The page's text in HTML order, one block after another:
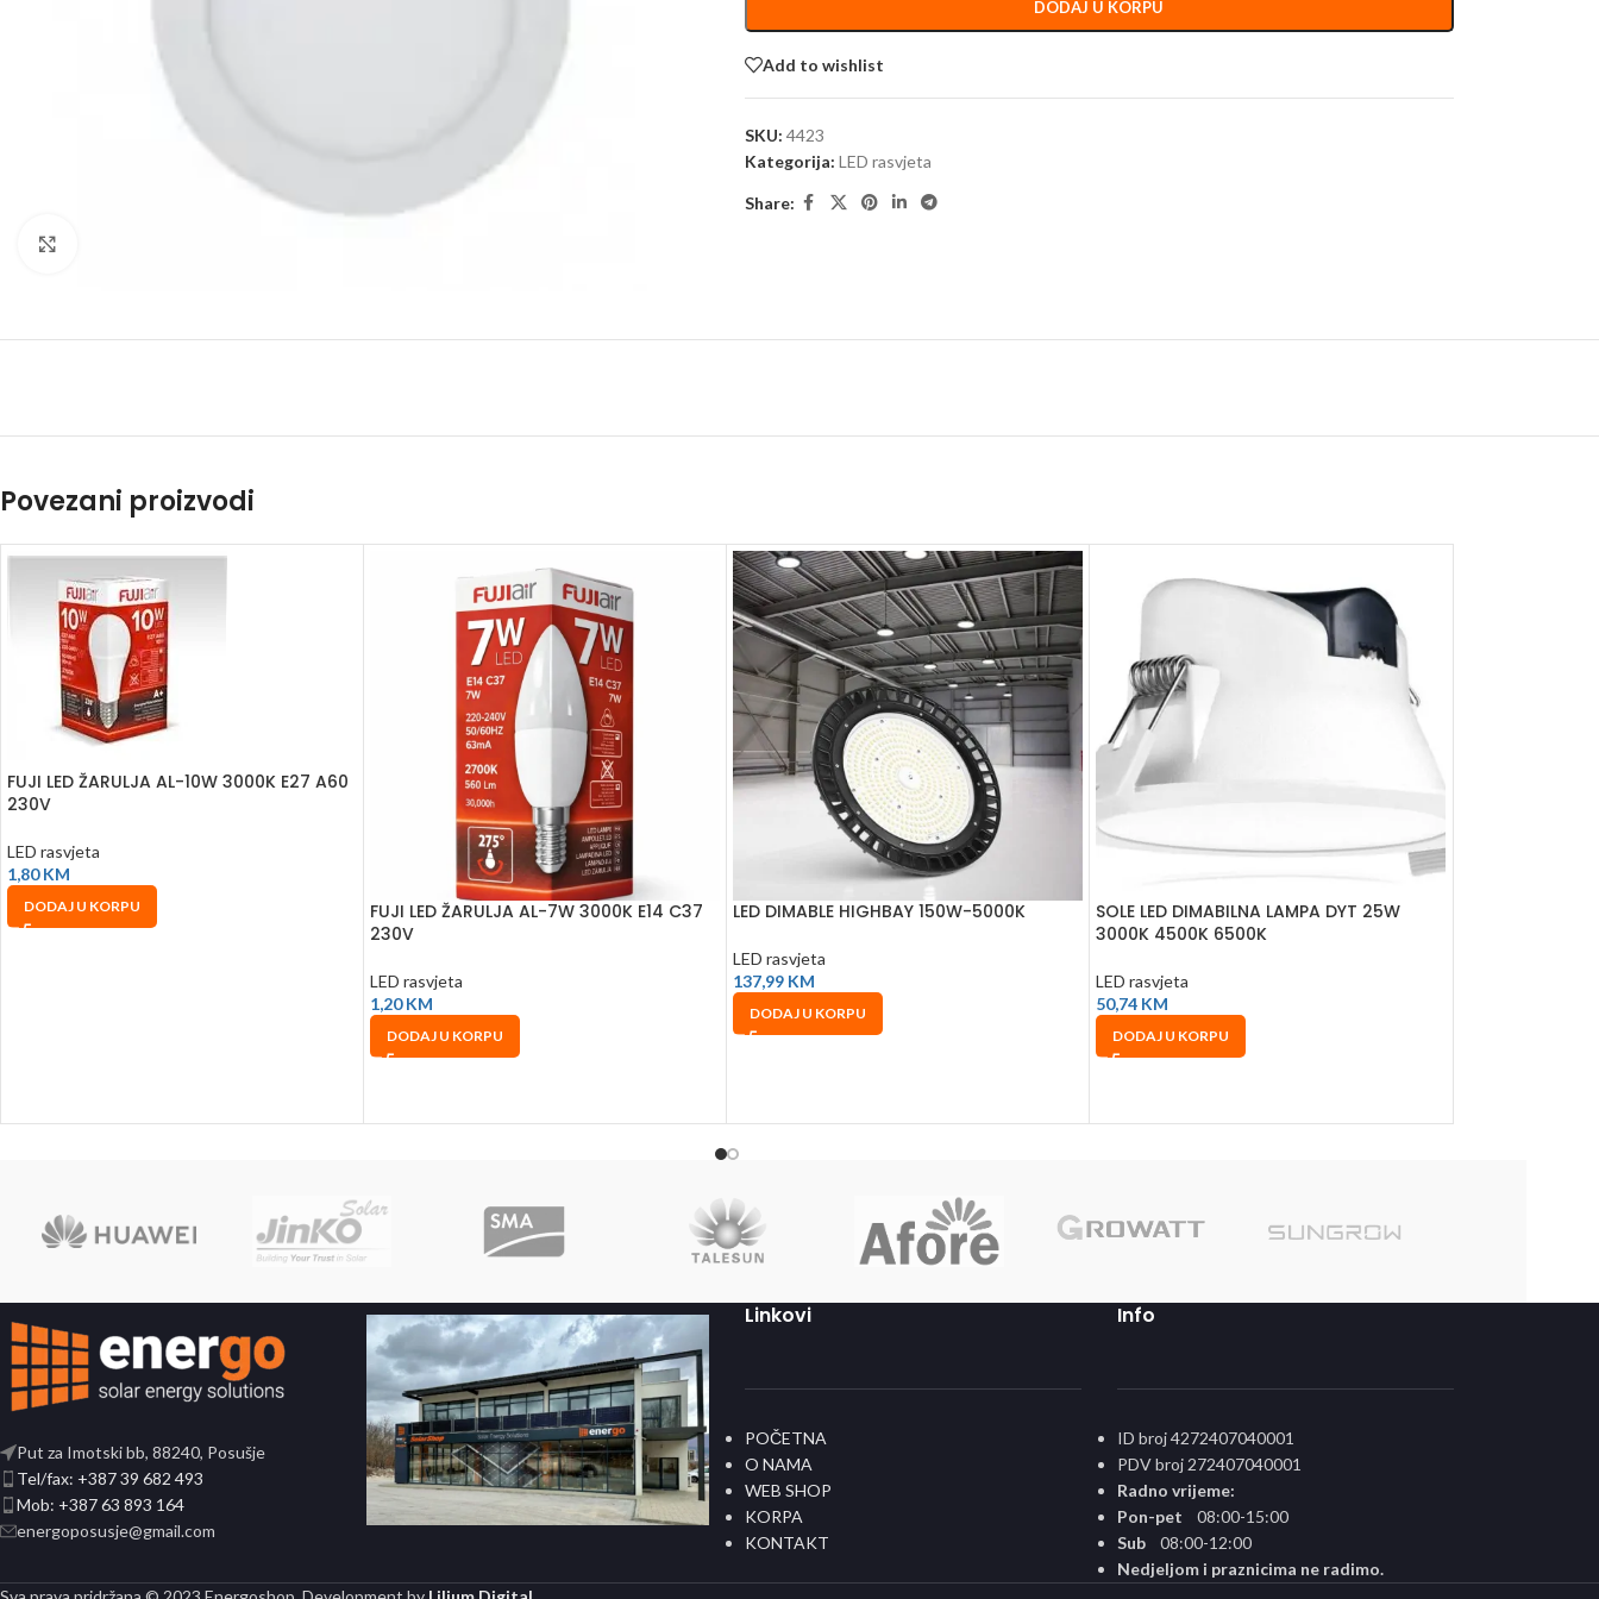
DODAJ U KORPU
Add to wishlist
SKU: 4423
Kategorija: LED rasvjeta
Share:
Povezani proizvodi
FUJI LED ŽARULJA AL-10W 3000K E27 A60
230V
LED rasvjeta
1,80KM
DODAJ U KORPU
FUJI LED ŽARULJA AL-7W 3000K E14 C37
230V
LED rasvjeta
1,20KM
DODAJ U KORPU
LED DIMABLE HIGHBAY 150W-5000K
LED rasvjeta
137,99 KM
DODAJ U KORPU
SOLE LED DIMABILNA LAMPA DYT 25W
3000K 4500K 6500K
LED rasvjeta
50,74 KM
DODAJ U KORPU
Put za Imotski bb, 88240, Posušje
Tel/fax: +387 39 682 493
Mob: +387 63 893 164
energoposusje@gmail.com
Linkovi
POČETNA
O NAMA
WEB SHOP
KORPA
KONTAKT
Info
ID broj 4272407040001
PDV broj 272407040001
Radno vrijeme:
Pon-pet
08:00-15:00
Sub
08:00-12:00
Nedjeljom i praznicima ne radimo.